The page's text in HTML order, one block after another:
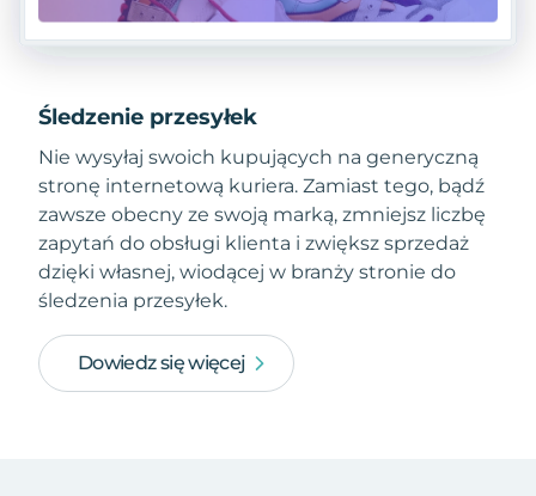
Śledzenie przesyłek
Nie wysyłaj swoich kupujących na generyczną
stronę internetową kuriera. Zamiast tego, bądź
zawsze obecny ze swoją marką, zmniejsz liczbę
zapytań do obsługi klienta i zwiększ sprzedaż
dzięki własnej, wiodącej w branży stronie do
śledzenia przesyłek.
Dowiedz się więcej